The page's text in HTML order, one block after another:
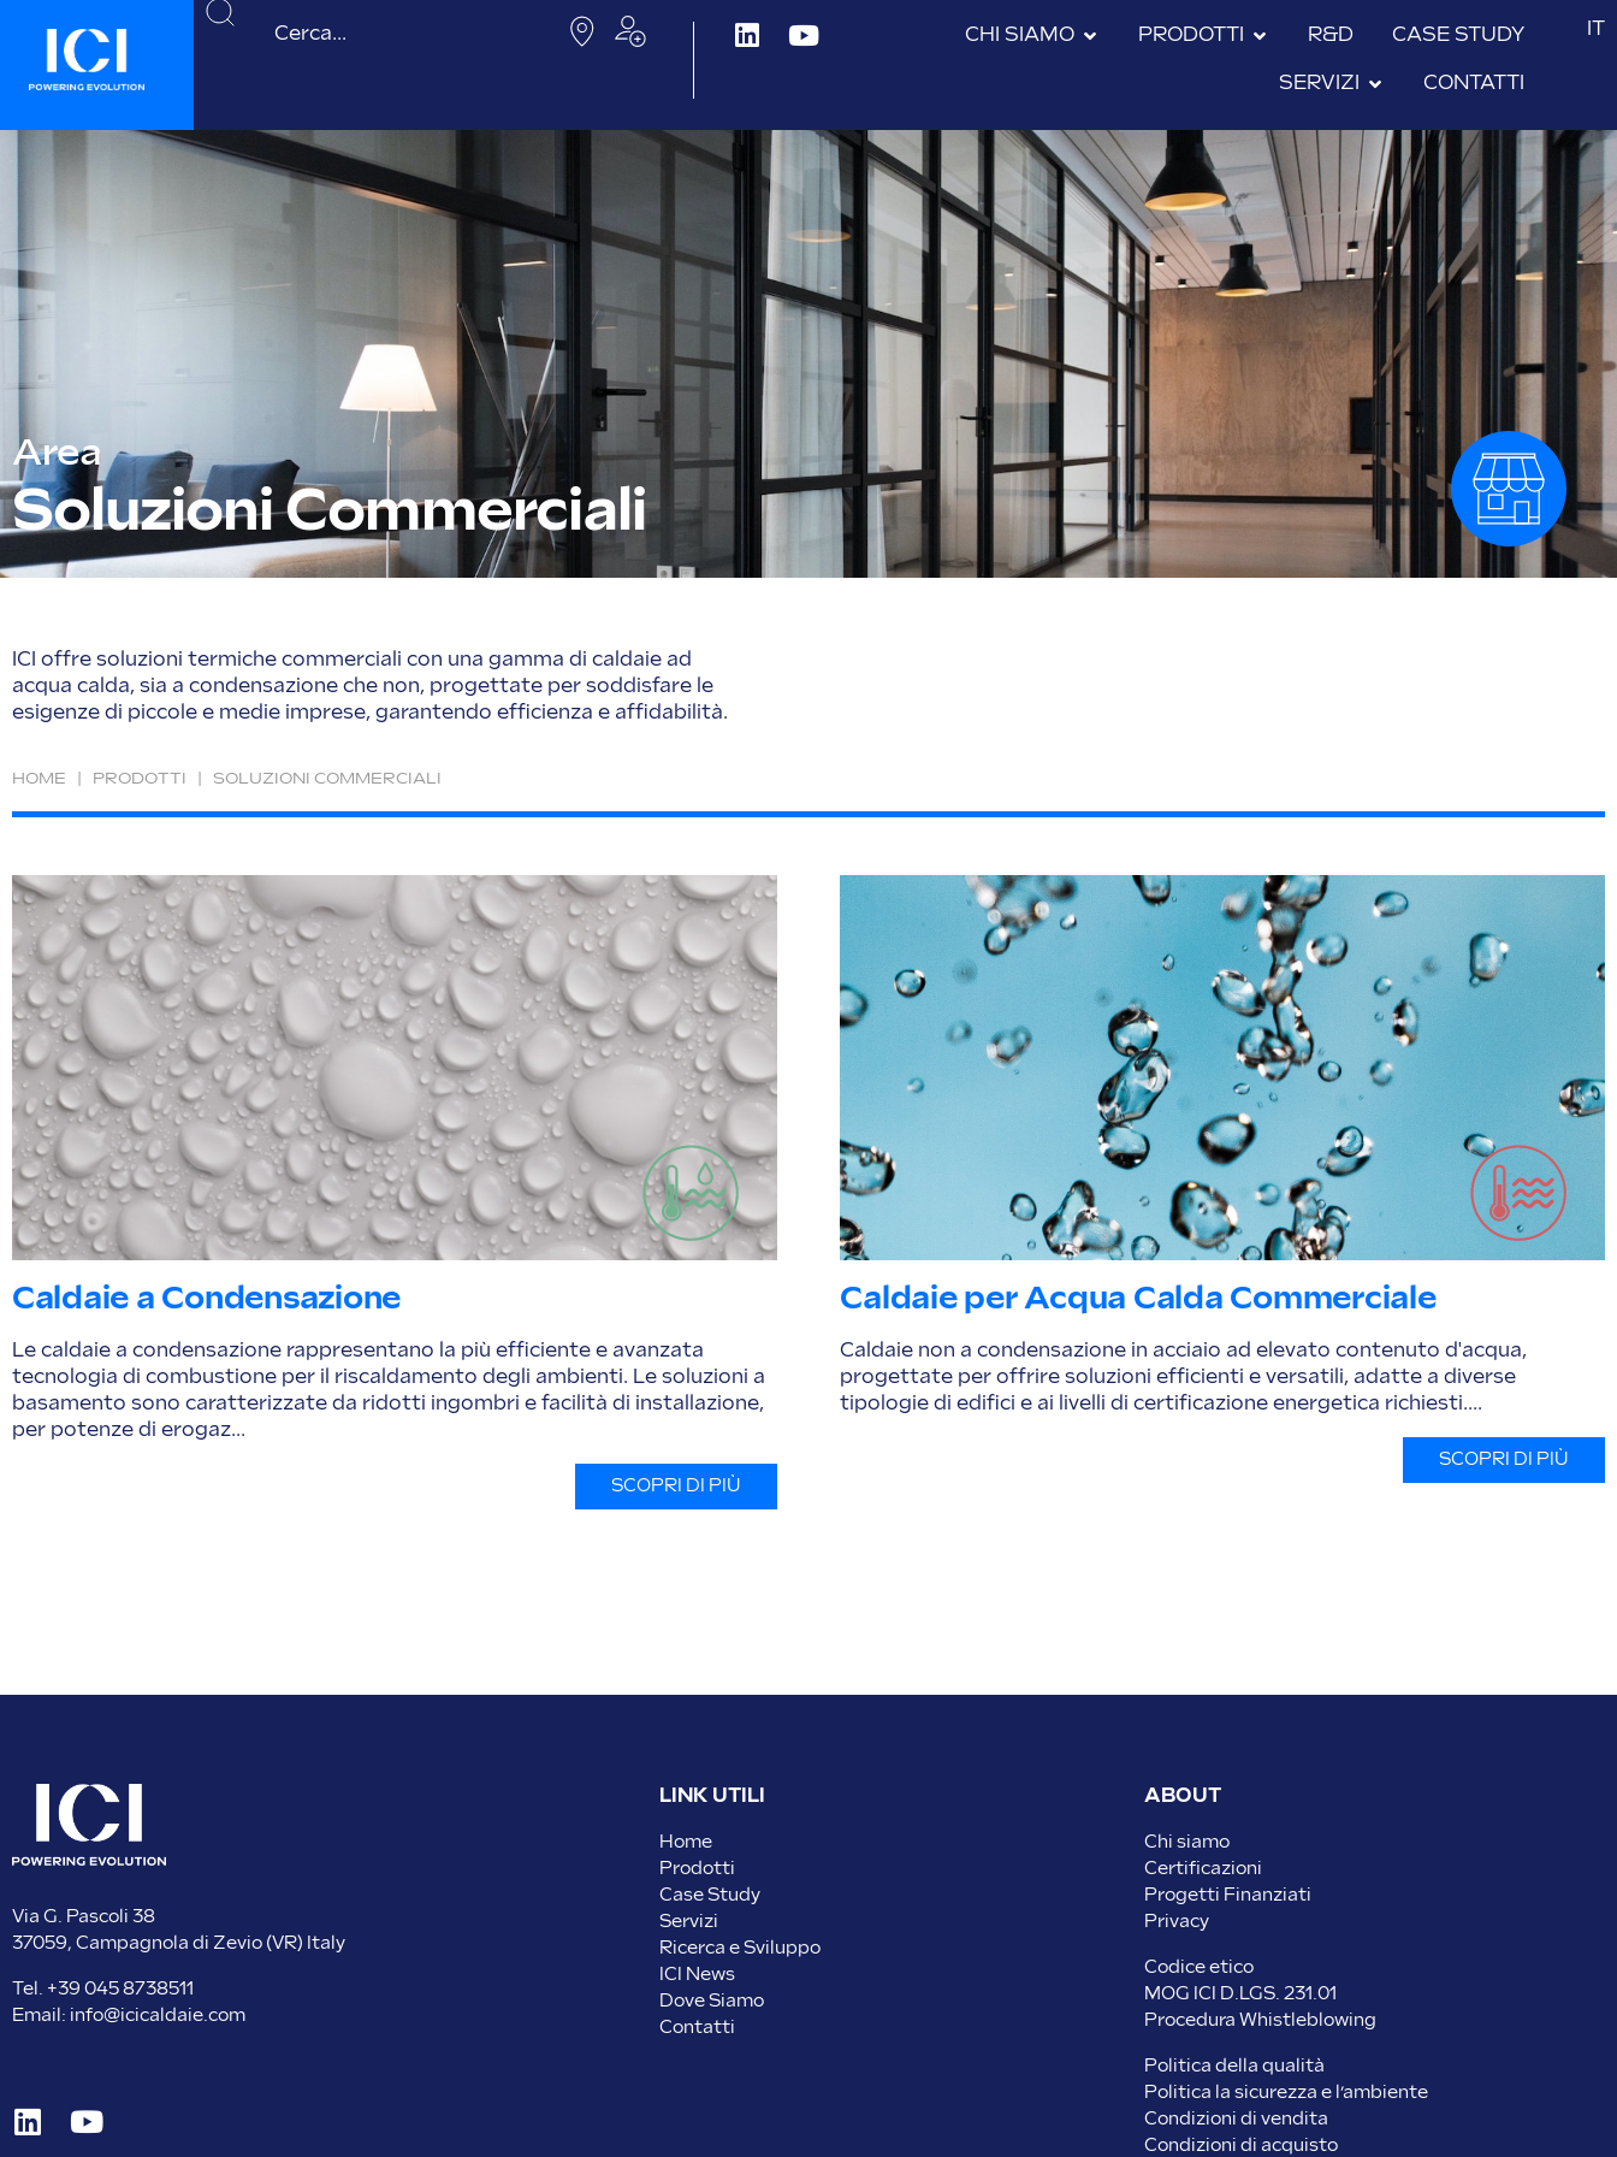
CHI SIAMO PRODOTTI R&D CASE STUDY
SERVIZI CONTATTI
IT
Area
Soluzioni Commerciali
ICI offre soluzioni termiche commerciali con una gamma di caldaie ad
acqua calda, sia a condensazione che non, progettate per soddisfare le
esigenze di piccole e medie imprese, garantendo efficienza e affidabilità.
HOME PRODOTTI SOLUZIONI COMMERCIALI
Caldaie a Condensazione
Le caldaie a condensazione rappresentano la più efficiente e avanzata
tecnologia di combustione per il riscaldamento degli ambienti. Le soluzioni a
basamento sono caratterizzate da ridotti ingombri e facilità di installazione,
per potenze di erogaz...
SCOPRI DI PIÙ
Caldaie per Acqua Calda Commerciale
Caldaie non a condensazione in acciaio ad elevato contenuto d'acqua,
progettate per offrire soluzioni efficienti e versatili, adatte a diverse
tipologie di edifici e ai livelli di certificazione energetica richiesti....
SCOPRI DI PIÙ
Via G. Pascoli 38
37059, Campagnola di Zevio (VR) Italy
Tel. +39 045 8738511
Email: info@icicaldaie.com
LINK UTILI
Home
Prodotti
Case Study
Servizi
Ricerca e Sviluppo
ICI News
Dove Siamo
Contatti
ABOUT
Chi siamo
Certificazioni
Progetti Finanziati
Privacy
Codice etico
MOG ICI D.LGS. 231.01
Procedura Whistleblowing
Politica della qualità
Politica la sicurezza e l’ambiente
Condizioni di vendita
Condizioni di acquisto